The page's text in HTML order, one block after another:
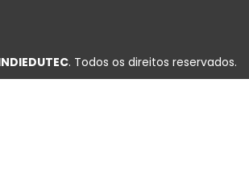
. Todos os direitos reservados.